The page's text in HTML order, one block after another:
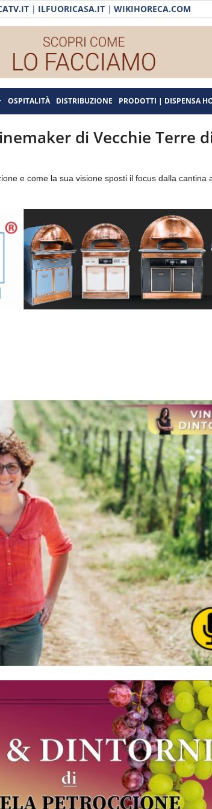
| ILFUORICASA.IT | WIKIHORECA.COM
OSPITALITÀ DISTRIBUZIONE PRODOTTI | DISPENSA
di Vecchie Terre
e come la sua visione sposti il focus dalla cantina